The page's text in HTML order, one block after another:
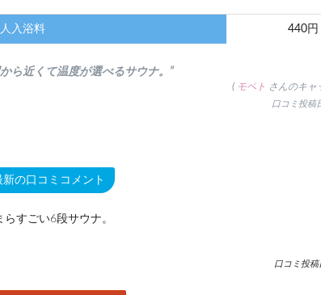
入浴料 440円
ら近くて温度が選べるサウナ。”
( モペト さんのキャ
口コミ投稿
新の口コミコメント
らすごい6段サウナ。
口コミ投稿